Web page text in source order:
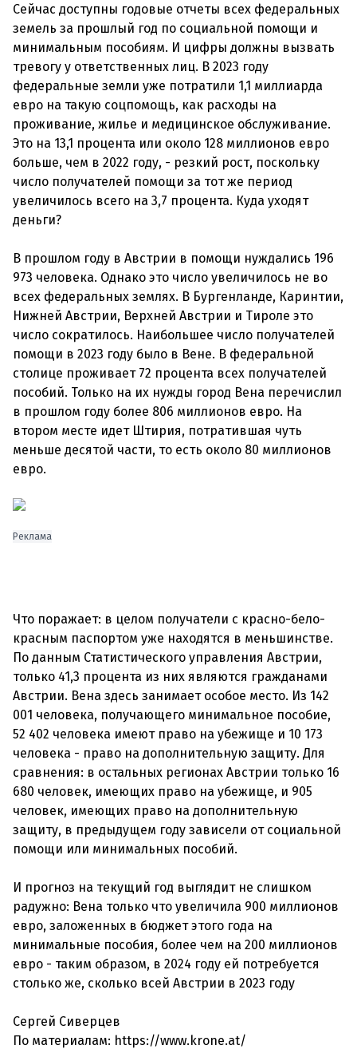
Сейчас доступны годовые отчеты всех федеральных
земель за прошлый год по социальной помощи и
минимальным пособиям. И цифры должны вызвать
тревогу у ответственных лиц. В 2023 году
федеральные земли уже потратили 1,1 миллиарда
евро на такую соцпомощь, как расходы на
проживание, жилье и медицинское обслуживание.
Это на 13,1 процента или около 128 миллионов евро
больше, чем в 2022 году, - резкий рост, поскольку
число получателей помощи за тот же период
увеличилось всего на 3,7 процента. Куда уходят
деньги?
В прошлом году в Австрии в помощи нуждались 196
973 человека. Однако это число увеличилось не во
всех федеральных землях. В Бургенланде, Каринтии,
Нижней Австрии, Верхней Австрии и Тироле это
число сократилось. Наибольшее число получателей
помощи в 2023 году было в Вене. В федеральной
столице проживает 72 процента всех получателей
пособий. Только на их нужды город Вена перечислил
в прошлом году более 806 миллионов евро. На
втором месте идет Штирия, потратившая чуть
меньше десятой части, то есть около 80 миллионов
евро.
Реклама
Что поражает: в целом получатели с красно-бело-
красным паспортом уже находятся в меньшинстве.
По данным Статистического управления Австрии,
только 41,3 процента из них являются гражданами
Австрии. Вена здесь занимает особое место. Из 142
001 человека, получающего минимальное пособие,
52 402 человека имеют право на убежище и 10 173
человека - право на дополнительную защиту. Для
сравнения: в остальных регионах Австрии только 16
680 человек, имеющих право на убежище, и 905
человек, имеющих право на дополнительную
защиту, в предыдущем году зависели от социальной
помощи или минимальных пособий.
И прогноз на текущий год выглядит не слишком
радужно: Вена только что увеличила 900 миллионов
евро, заложенных в бюджет этого года на
минимальные пособия, более чем на 200 миллионов
евро - таким образом, в 2024 году ей потребуется
столько же, сколько всей Австрии в 2023 году
Сергей Сиверцев
По материалам: https://www.krone.at/